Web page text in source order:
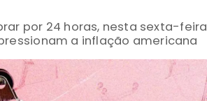
por 24 horas, nesta sexta-feira
a inflação americana